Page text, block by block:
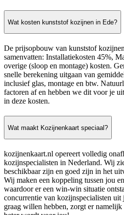
Wat kosten kunststof kozijnen in Ede?
De prijsopbouw van kunststof
samenvatten: Installatiekosten 45%,
overige (sloop en montage) kosten.
snelle berekening uitgaan van
inclusief glas, montage en btw.
factoren af en hebben we dit voor je
in deze kosten.
Wat maakt Kozijnenkaart speciaal?
kozijnenkaart.nl opereert volledig
kozijnspecialisten in Nederland. Wij
beschikbaar zijn en goed zijn in het
Wij maken een koppeling tussen jou
waardoor er een win-win situatie
concurrentie van kozijnspecialisten
graag willen hebben, zorgt er